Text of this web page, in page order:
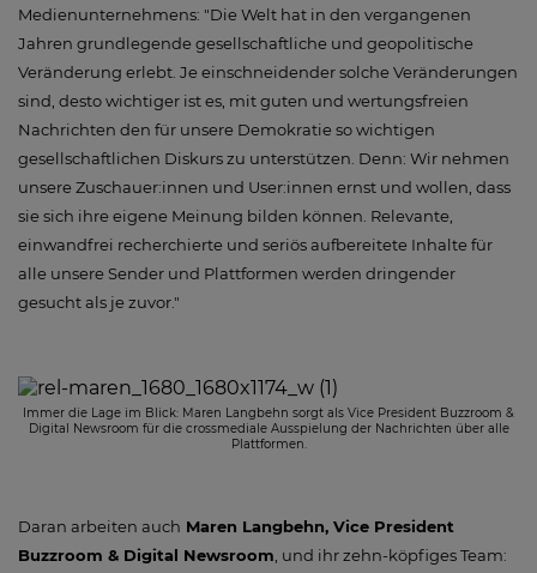
Medienunternehmens: "Die Welt hat in den vergangenen
Jahren grundlegende gesellschaftliche und geopolitische
Veränderung erlebt. Je einschneidender solche Veränderungen
sind, desto wichtiger ist es, mit guten und wertungsfreien
Nachrichten den für unsere Demokratie so wichtigen
gesellschaftlichen Diskurs zu unterstützen. Denn: Wir nehmen
unsere Zuschauer:innen und User:innen ernst und wollen, dass
sie sich ihre eigene Meinung bilden können. Relevante,
einwandfrei recherchierte und seriös aufbereitete Inhalte für
alle unsere Sender und Plattformen werden dringender
gesucht als je zuvor."
Immer die Lage im Blick: Maren Langbehn sorgt als Vice President Buzzroom &
Digital Newsroom für die crossmediale Ausspielung der Nachrichten über alle
Plattformen.
Daran arbeiten auch Maren Langbehn, Vice President
Buzzroom & Digital Newsroom , und ihr zehn-köpfiges Team: